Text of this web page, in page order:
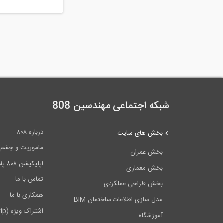
شبکه اجتماعی مهندسین 808
درباره ۸۰۸
ماموریت و چشم
اپلیکیشن ۸۰۸ پلاس
تماس با ما
همکاری با ما
اشتراک ویژه (vip)
بخش های سایت
بخش عمران
بخش معماری
بخش طراحی عملکردی
مدل سازی اطلاعات ساختمان BIM
آموزشگاه